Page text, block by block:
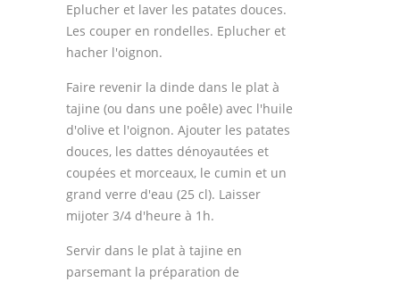
Eplucher et laver les patates douces.
Les couper en rondelles. Eplucher et
hacher l'oignon.
Faire revenir la dinde dans le plat à
tajine (ou dans une poêle) avec l'huile
d'olive et l'oignon. Ajouter les patates
douces, les dattes dénoyautées et
coupées et morceaux, le cumin et un
grand verre d'eau (25 cl). Laisser
mijoter 3/4 d'heure à 1h.
Servir dans le plat à tajine en
parsemant la préparation de